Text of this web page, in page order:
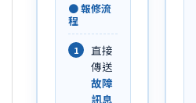
● 報修流
程
1
直接
傳送
故障
訊息